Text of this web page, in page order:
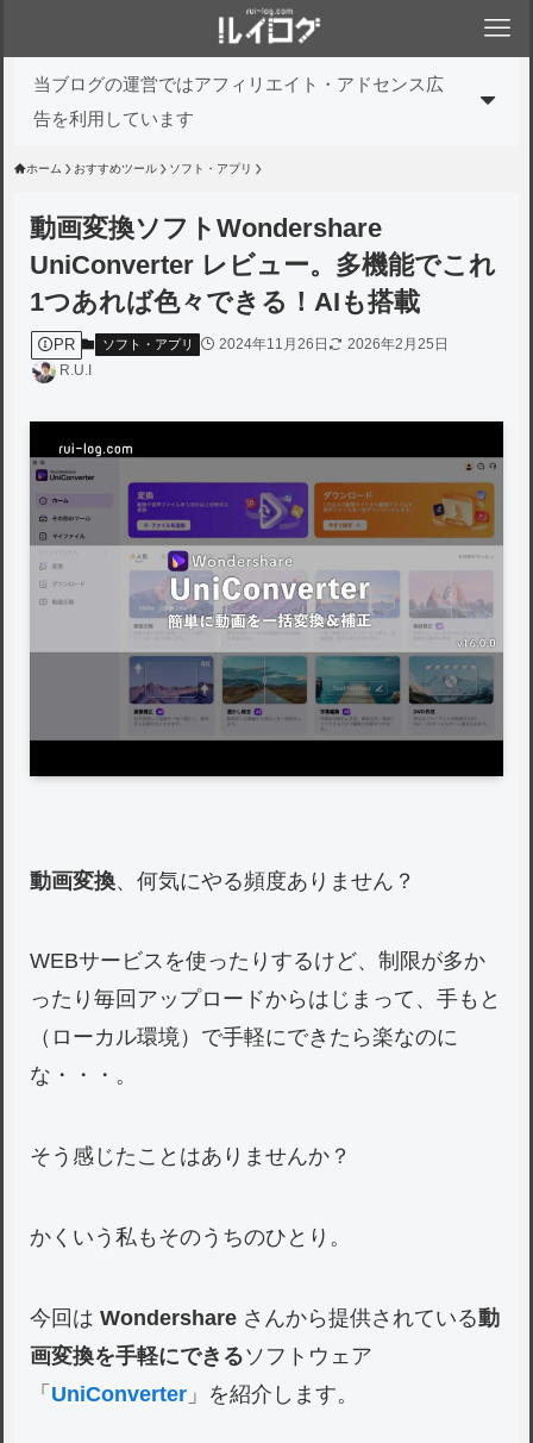
当ブログの運営ではアフィリエイト・アドセンス広
告を利用しています
ホーム おすすめツール ソフト・アプリ
動画変換ソフトWondershare
UniConverter レビュー。多機能でこれ
1つあれば色々できる！AIも搭載
PR ソフト・アプリ 2024年11月26日
2026年2月25日
R.U.I
動画変換、何気にやる頻度ありません？
WEBサービスを使ったりするけど、制限が多か
ったり毎回アップロードからはじまって、手もと
（ローカル環境）で手軽にできたら楽なのに
な・・・。
そう感じたことはありませんか？
かくいう私もそのうちのひとり。
今回はWondershare さんから提供されている動
画変換を手軽にできるソフトウェア
「 UniConverter 」を紹介します。